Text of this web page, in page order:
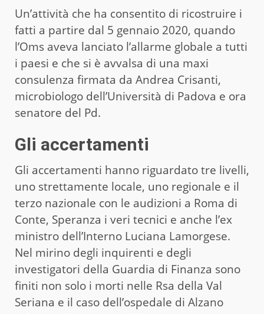
Un’attività che ha consentito di ricostruire i
fatti a partire dal 5 gennaio 2020, quando
l’Oms aveva lanciato l’allarme globale a tutti
i paesi e che si è avvalsa di una maxi
consulenza firmata da Andrea Crisanti,
microbiologo dell’Università di Padova e ora
senatore del Pd.
Gli accertamenti
Gli accertamenti hanno riguardato tre livelli,
uno strettamente locale, uno regionale e il
terzo nazionale con le audizioni a Roma di
Conte, Speranza i veri tecnici e anche l’ex
ministro dell’Interno Luciana Lamorgese.
Nel mirino degli inquirenti e degli
investigatori della Guardia di Finanza sono
finiti non solo i morti nelle Rsa della Val
Seriana e il caso dell’ospedale di Alzano